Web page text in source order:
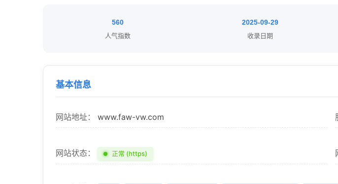
560
人气指数
2025-09-29
收录日期
基本信息
网站地址： www.faw-vw.com
网站状态： 正常 (https)